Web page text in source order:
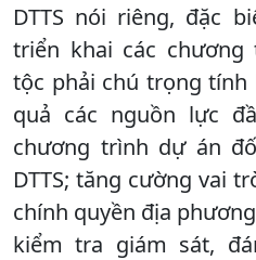
DTTS nói riêng, đặc
triển khai các chương
tộc phải chú trọng tính
quả các nguồn lực
chương trình dự án
DTTS; tăng cường vai
chính quyền địa
kiểm tra giám sát,